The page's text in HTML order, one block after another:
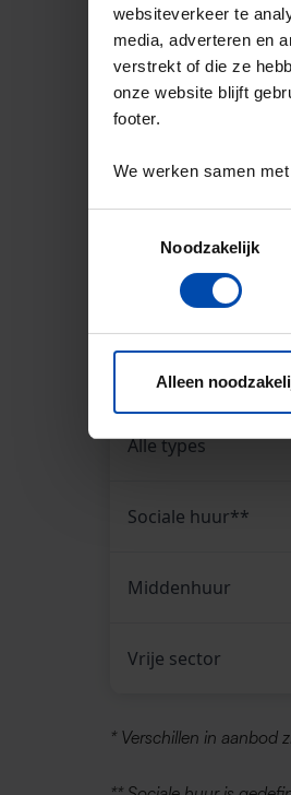
websiteverkeer te
media, adverteren en
verstrekt of die ze
onze website blijft
footer.
We werken samen met
Noodzakelijk
Alleen
Het landelijke
De gemiddelde
gemiddelde.
Dit is een
* Verschillen in
Overzicht
Type huuraanbod
Alle types
Sociale huur**
Middenhuur
Vrije sector
* Verschillen in aanbod